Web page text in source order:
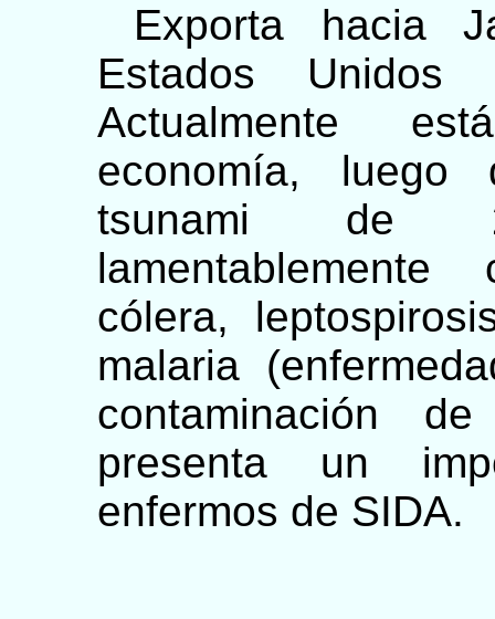
Exporta hacia
Estados
Actualmente
economía,
tsunami de
cólera,
malaria
contaminación
presenta un
enfermos de SIDA.